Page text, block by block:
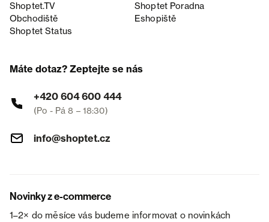
Shoptet.TV
Shoptet Poradna
Obchodiště
Eshopiště
Shoptet Status
Máte dotaz? Zeptejte se nás
+420 604 600 444
(Po - Pá 8 – 18:30)
info@shoptet.cz
Novinky z e-commerce
1–2× do měsíce vás budeme informovat o novinkách